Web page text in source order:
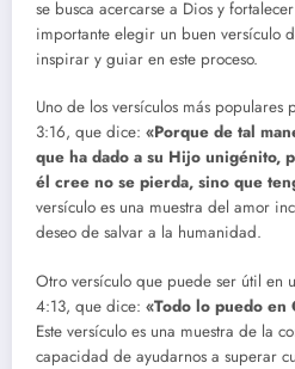
se busca acercarse a Dios y
importante elegir un buen versículo
inspirar y guiar en este proceso.
Uno de los versículos más populares
3:16, que dice: «Porque de tal
que ha dado a su Hijo unigénito,
él cree no se pierda, sino que
versículo es una muestra del amor
deseo de salvar a la humanidad.
Otro versículo que puede ser útil en
4:13, que dice: «Todo lo puedo en
Este versículo es una muestra de la
capacidad de ayudarnos a superar